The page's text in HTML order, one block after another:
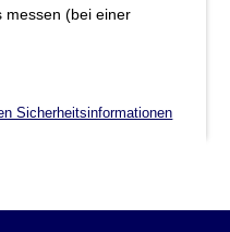
messen (bei einer
Sicherheitsinformationen